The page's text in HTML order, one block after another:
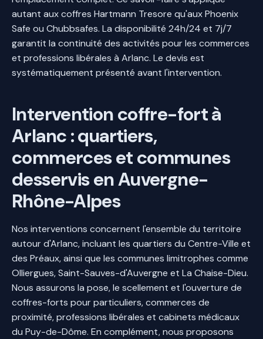
autant aux coffres Hartmann Tresore qu'aux Phoenix
Safe ou Chubbsafes. La disponibilité 24h/24 et 7j/7
garantit la continuité des activités pour les commerces
et professions libérales à Arlanc. Le devis est
systématiquement présenté avant l'intervention.
Intervention coffre-fort à
Arlanc : quartiers,
commerces et communes
desservis en Auvergne-
Rhône-Alpes
Nos interventions concernent l'ensemble du territoire
autour d'Arlanc, incluant les quartiers du Centre-Ville et
des Préaux, ainsi que les communes limitrophes comme
Olliergues, Saint-Sauves-d'Auvergne et La Chaise-Dieu.
Nous assurons la pose, le scellement et l'ouverture de
coffres-forts pour particuliers, commerces de
proximité, professions libérales et cabinets médicaux
du Puy-de-Dôme. En complément, nous proposons